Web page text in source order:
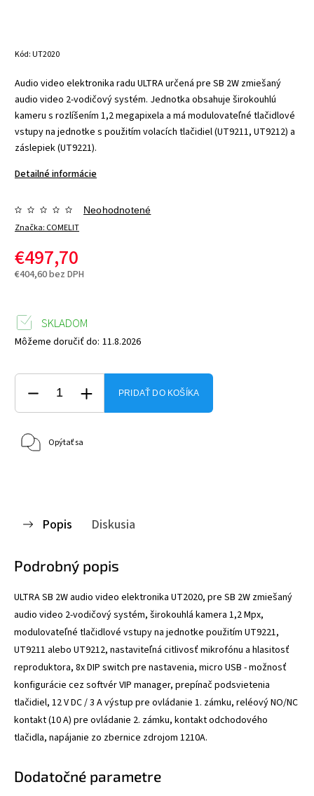
Kód:UT2020
Audio video elektronika radu ULTRA určená pre SB 2W zmiešaný
audio video 2-vodičový systém. Jednotka obsahuje širokouhlú
kameru s rozlíšením 1,2 megapixela a má modulovateľné tlačidlové
vstupy na jednotke s použitím volacích tlačidiel (UT9211, UT9212) a
záslepiek (UT9221).
Detailné informácie
Značka: COMELIT
Neohodnotené
€497,70
€404,60 bez DPH
SKLADOM
Môžeme doručiť do: 11.8.2026
PRIDAŤ DO KOŠÍKA
Opýtať sa
Popis Diskusia
Podrobný popis
ULTRA SB 2W audio video elektronika UT2020, pre SB 2W zmiešaný
audio video 2-vodičový systém, širokouhlá kamera 1,2 Mpx,
modulovateľné tlačidlové vstupy na jednotke použitím UT9221,
UT9211 alebo UT9212, nastaviteľná citlivosť mikrofónu a hlasitosť
reproduktora, 8x DIP switch pre nastavenia, micro USB - možnosť
konfigurácie cez softvér VIP manager, prepínač podsvietenia
tlačidiel, 12 V DC / 3 A výstup pre ovládanie 1. zámku, reléový NO/NC
kontakt (10 A) pre ovládanie 2. zámku, kontakt odchodového
tlačidla, napájanie zo zbernice zdrojom 1210A.
Dodatočné parametre